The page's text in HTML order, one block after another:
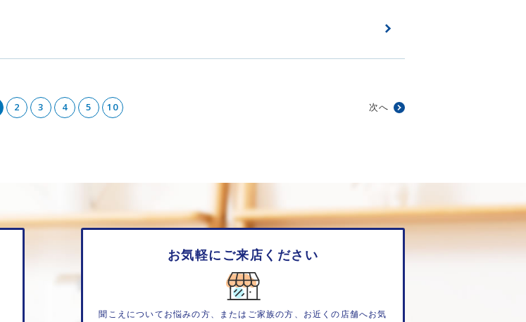
2 3 4 5 10 次へ
お気軽にご来店ください
聞こえについてお悩みの方、またはご家族の方、お近くの店舗へお気